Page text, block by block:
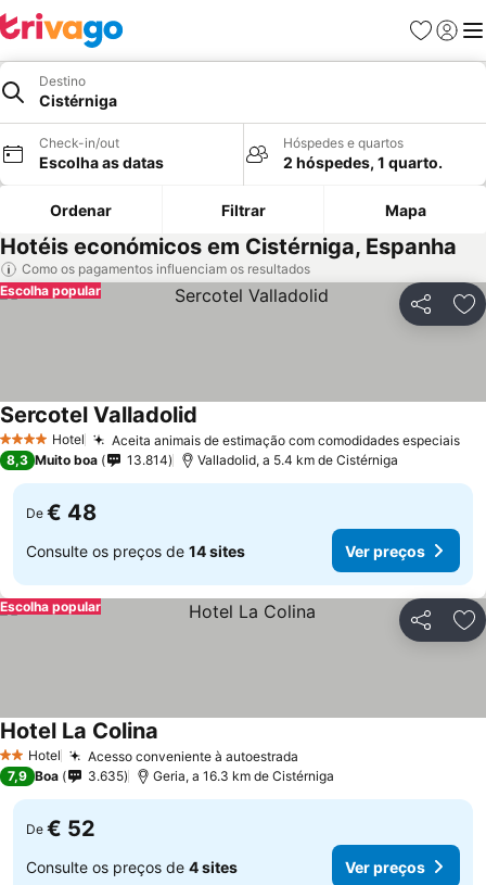
Favoritos
Iniciar
Destino
Cistérniga
Check-in/out
Escolha as datas
Hóspedes e quartos
2 hóspedes, 1 quarto.
Ordenar Filtrar Mapa
Hotéis económicos em Cistérniga, Espanha
Como os pagamentos influenciam os resultados
Partilhar
Escolha popular
4 EstrelasHotel Aceita animais de estimação com comodidades especiais
Sercotel Valladolid
8,3 Muito boa 13.814 Valladolid, a 5.4 km de Cistérniga
De € 48
Consulte os preços de 14 sites Ver preços
Partilhar
Escolha popular
2 Estrelas
Hotel Acesso conveniente à autoestrada
Hotel La Colina
7,9 Boa 3.635 Geria, a 16.3 km de Cistérniga
De € 52
Consulte os preços de 4 sites Ver preços